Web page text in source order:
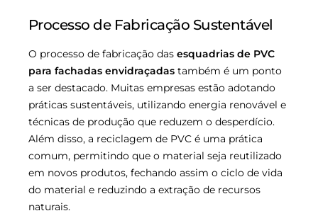
Processo de Fabricação Sustentável
O processo de fabricação das esquadrias de PVC
para fachadas envidraçadas também é um ponto
a ser destacado. Muitas empresas estão adotando
práticas sustentáveis, utilizando energia renovável e
técnicas de produção que reduzem o desperdício.
Além disso, a reciclagem de PVC é uma prática
comum, permitindo que o material seja reutilizado
em novos produtos, fechando assim o ciclo de vida
do material e reduzindo a extração de recursos
naturais.